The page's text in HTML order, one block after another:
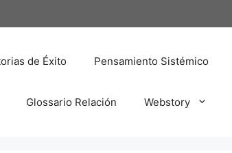
de Éxito Pensamiento Sistémico
Glossario Relación Webstory